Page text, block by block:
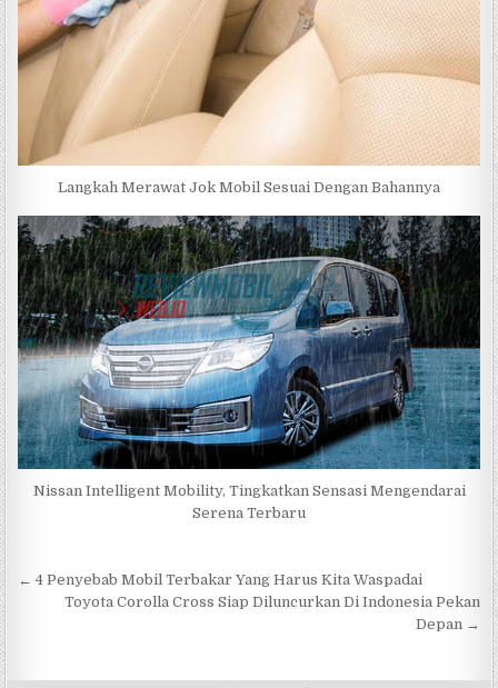
Langkah Merawat Jok Mobil Sesuai Dengan Bahannya
Nissan Intelligent Mobility, Tingkatkan Sensasi Mengendarai
Serena Terbaru
Navigasi
pos
← 4 Penyebab Mobil Terbakar Yang Harus Kita Waspadai
Toyota Corolla Cross Siap Diluncurkan Di Indonesia Pekan
Depan →